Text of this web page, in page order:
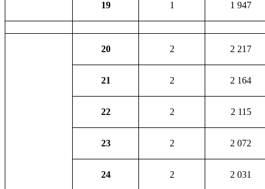
19 1 1 947
20 2 2 217
21 2 2 164
22 2 2 115
23 2 2 072
24 2 2 031